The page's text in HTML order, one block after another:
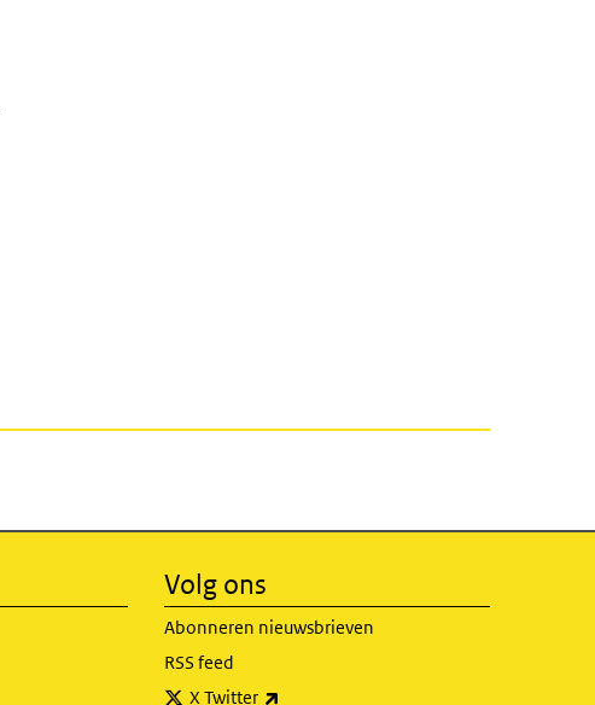
Volg ons
Abonneren nieuwsbrieven
RSS feed
X Twitter